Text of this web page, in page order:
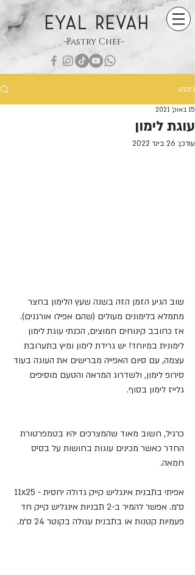
EYAL REVAH
-Pastry Chef-
פוסט
עוגת לימון
15 באוק׳ 2021
עודכן: 26 בינו׳ 2022
שוב הגיע הזמן הזה בשנה שעץ הלימון בחצר
מתמלא בלימונים מעולים (שהם אפילו אורגנים).
אז כחובב קינוחים חמוצים, הכנתי עוגת לימון
לימונית במיוחד! יש גרידת לימון ומיץ בתערובת
עצמה, עם סיום האפייה מברישים את העוגה בעוד
סירופ לימון, ולשדרוג המראה והטעם מוסיפים
גלייז לימון בסוף.
כרגיל, חשוב מאוד שהמצרכים יהיו בטמפרטורת
החדר כאשר מכינים עוגות בחושות על בסיס
חמאה.
ס״מ. אפשר להמיר ב-2 תבניות אינגליש קייק חד
פעמיות קטנות או בתבנית עגולה בקוטר 24 ס״מ.